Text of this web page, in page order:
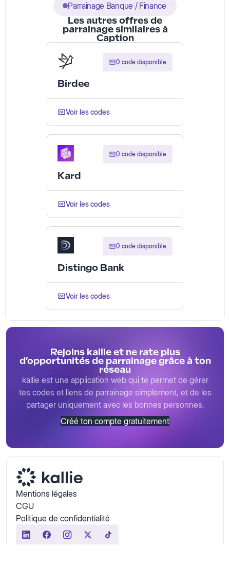
Parrainage Banque / Finance
Les autres offres de
parrainage similaires à
Caption
0 code disponible
Birdee
Voir les codes
0 code disponible
Kard
Voir les codes
0 code disponible
Distingo Bank
Voir les codes
Rejoins kallie et ne rate plus
d’opportunités de parrainage grâce à ton
réseau
kallie est une application web qui te permet de gérer
tes codes et liens de parrainage simplement, et de les
partager uniquement avec les bonnes personnes.
Créé ton compte gratuitement
Mentions légales
CGU
Politique de confidentialité